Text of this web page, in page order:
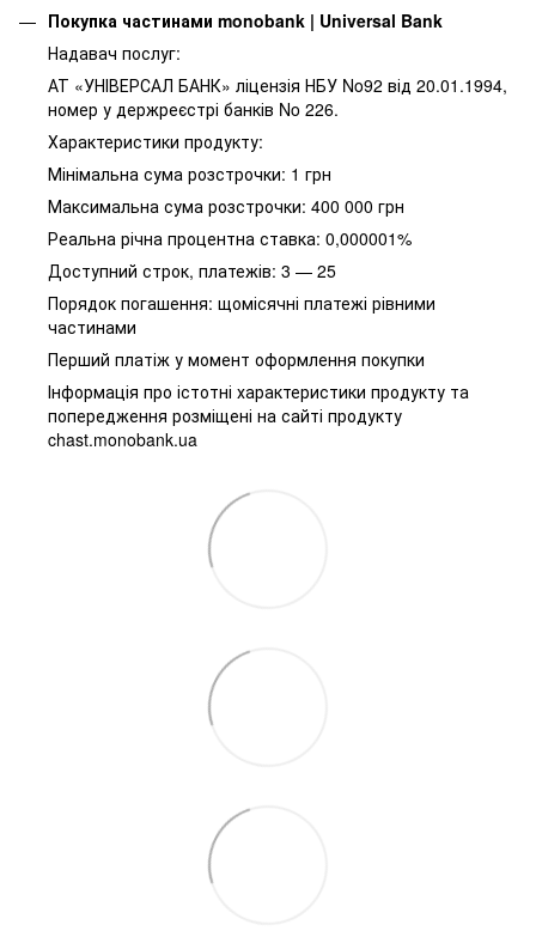
Покупка частинами monobank | Universal Bank
Надавач послуг:
АТ «УНІВЕРСАЛ БАНК» ліцензія НБУ No92 від 20.01.1994,
номер у держреєстрі банків No 226.
Характеристики продукту:
Мінімальна сума розстрочки: 1 грн
Максимальна сума розстрочки: 400 000 грн
Реальна річна процентна ставка: 0,000001%
Доступний строк, платежів: 3 — 25
Порядок погашення: щомісячні платежі рівними
частинами
Перший платіж у момент оформлення покупки
Інформація про істотні характеристики продукту та
попередження розміщені на сайті продукту
chast.monobank.ua